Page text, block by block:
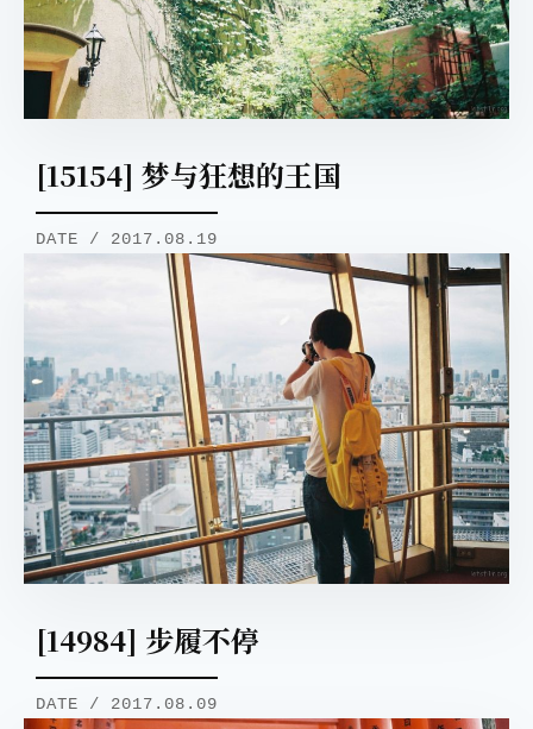
[15154] 梦与狂想的王国
DATE / 2017.08.19
[14984] 步履不停
DATE / 2017.08.09